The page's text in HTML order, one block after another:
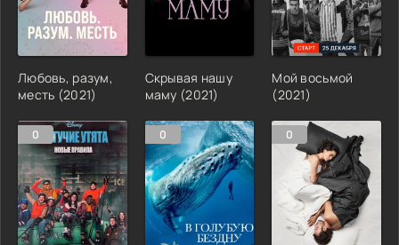
Любовь, разум,
месть (2021)
Скрывая нашу
маму (2021)
Мой восьмой
(2021)
0 0 0